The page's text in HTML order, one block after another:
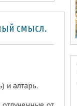
смысл.
иалтарь.